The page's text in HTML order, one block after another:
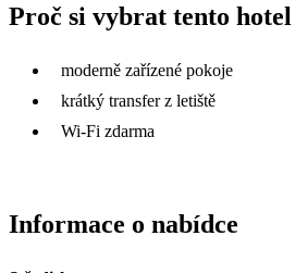
Proč si vybrat tento hotel
moderně zařízené pokoje
krátký transfer z letiště
Wi-Fi zdarma
Informace o nabídce